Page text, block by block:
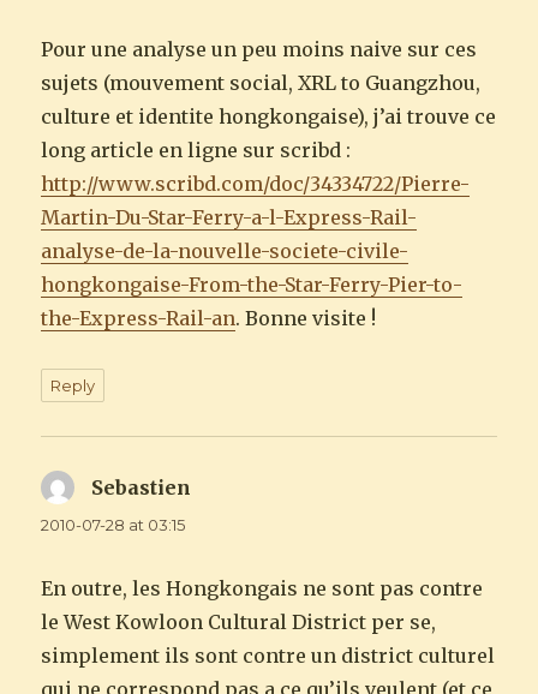
Pour une analyse un peu moins naive sur ces
sujets (mouvement social, XRL to Guangzhou,
culture et identite hongkongaise), j’ai trouve ce
long article en ligne sur scribd :
http://www.scribd.com/doc/34334722/Pierre-
Martin-Du-Star-Ferry-a-l-Express-Rail-
analyse-de-la-nouvelle-societe-civile-
hongkongaise-From-the-Star-Ferry-Pier-to-
the-Express-Rail-an. Bonne visite !
Reply
Sebastien
2010-07-28 at 03:15
En outre, les Hongkongais ne sont pas contre
le West Kowloon Cultural District per se,
simplement ils sont contre un district culturel
qui ne correspond pas a ce qu’ils veulent (et ce